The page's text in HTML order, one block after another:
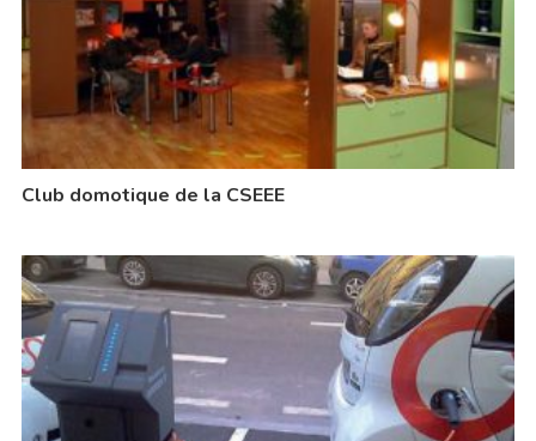
Club domotique de la CSEEE